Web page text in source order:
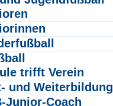
trifft Verein
und Weiterbildung
Junior-Coach